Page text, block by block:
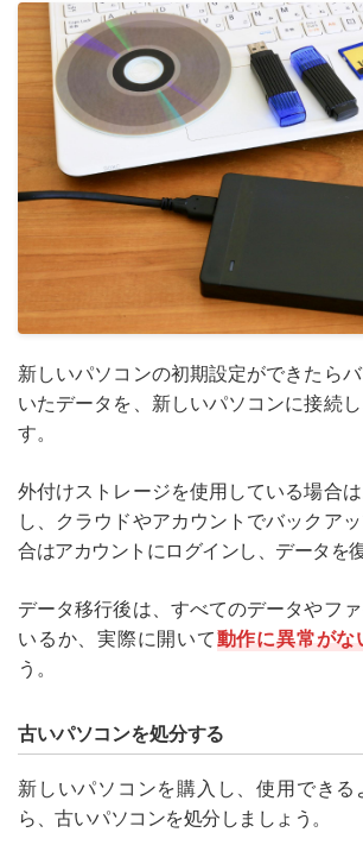
新しいパソコンの初期設定ができたら
いたデータを、新しいパソコンに接続
す。
外付けストレージを使用している場合
し、クラウドやアカウントでバックア
合はアカウントにログインし、データを
データ移行後は、すべてのデータやフ
いるか、実際に開いて動作に異常がな
う。
古いパソコンを処分する
新しいパソコンを購入し、使用できる
ら、古いパソコンを処分しましょう。